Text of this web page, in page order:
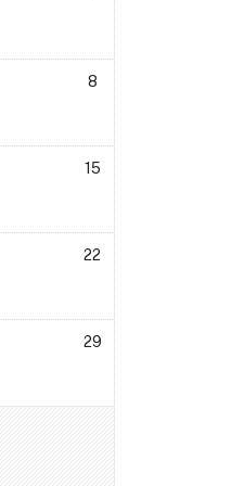
7 грудняНемає подій, неділя, 8
8
14 грудняНемає подій, неділя, 15
15
21 грудняНемає подій, неділя,
22
28 грудняНемає подій, неділя,
29